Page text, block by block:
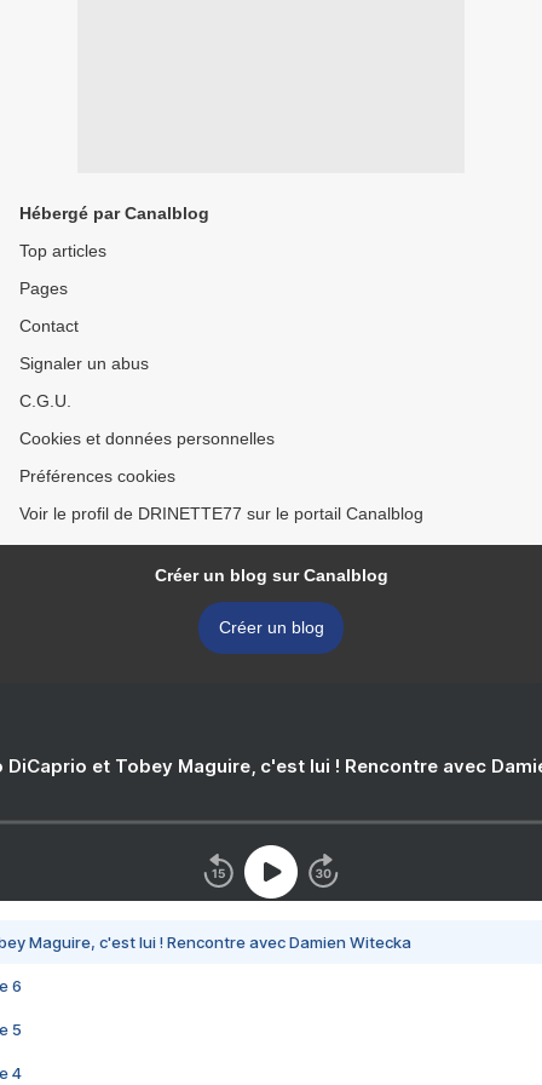
Hébergé par Canalblog
Top articles
Pages
Contact
Signaler un abus
C.G.U.
Cookies et données personnelles
Préférences cookies
Voir le profil de DRINETTE77 sur le portail Canalblog
Créer un blog sur Canalblog
Créer un blog
DiCaprio et Tobey Maguire, c'est lui ! Rencontre avec
Maguire, c'est lui ! Rencontre avec Damien Witecka
6
5
4